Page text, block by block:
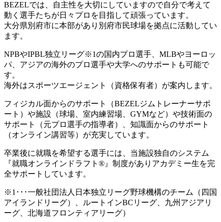
BEZELでは、自主性を大切にしていますので自分で考えて
動く選手たちが日々プロを目指して頑張っています。
大分県別府市に本部があり別府市民球場を拠点に活動してい
ます。
NPBやIPBL独立リーグ※1の国内プロ選手、MLBやヨーロッ
パ、アジアの海外のプロ選手や大学へのサポートも可能で
す。
海外はスポーツエージェント（資格保有者）が案内します。
フィジカル面からのサポート（BEZELジムトレーナーサポ
ート）や施設（球場、室内練習場、GYMなど）や技術面の
サポート（元プロ選手の指導者）、知識面からのサポート
（オンライン講習等）が充実しています。
卒業後に就職を希望する選手には、当施設独自のシステム
『就職オンラインドラフト®』制度がありアカデミー生を完
全サポートしています。
※1･･･一般社団法人日本独立リーグ野球機構のチーム（四国
アイランドリーグ）、ルートインBCリーグ、九州アジアリ
ーグ、北海道フロンティアリーグ）